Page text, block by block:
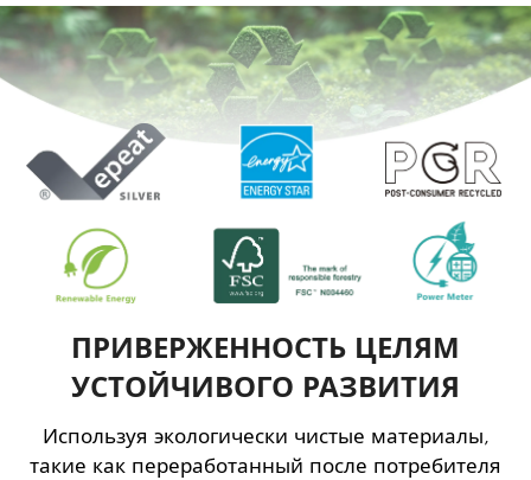
ПРИВЕРЖЕННОСТЬ ЦЕЛЯМ
УСТОЙЧИВОГО РАЗВИТИЯ
Используя экологически чистые материалы,
такие как переработанный после потребителя